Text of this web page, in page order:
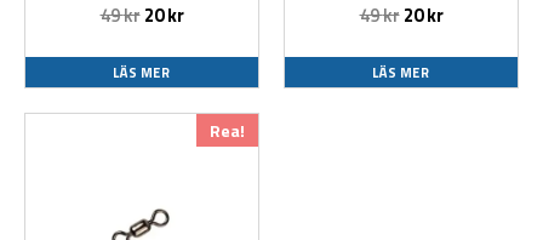
49kr20kr
LÄS MER
49kr20kr
LÄS MER
Rea!
ursprungliga
49 kr.
Det
nuvarande